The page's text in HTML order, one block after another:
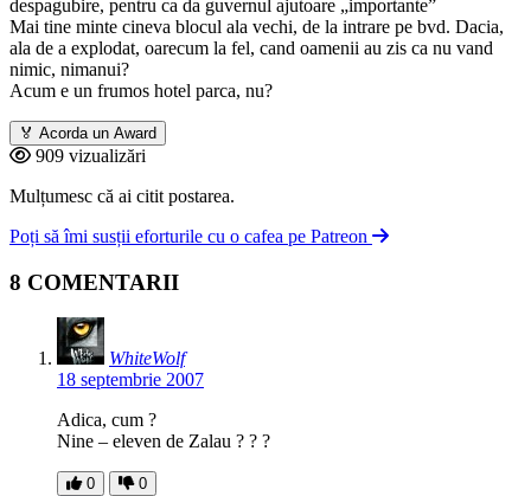
despagubire, pentru ca da guvernul ajutoare „importante”
Mai tine minte cineva blocul ala vechi, de la intrare pe bvd. Dacia,
ala de a explodat, oarecum la fel, cand oamenii au zis ca nu vand
nimic, nimanui?
Acum e un frumos hotel parca, nu?
🏅 Acorda un Award
909 vizualizări
Mulțumesc că ai citit postarea.
Poți să îmi susții eforturile cu o cafea pe Patreon
8 COMENTARII
WhiteWolf
18 septembrie 2007
Adica, cum ?
Nine – eleven de Zalau ? ? ?
0 0